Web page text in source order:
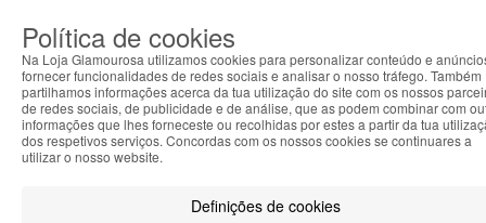
Política de cookies
Na Loja Glamourosa utilizamos cookies para personalizar conteúdo e
fornecer funcionalidades de redes sociais e analisar o nosso tráfego. Também
partilhamos informações acerca da tua utilização do site com os nossos
de redes sociais, de publicidade e de análise, que as podem combinar com
informações que lhes forneceste ou recolhidas por estes a partir da tua
dos respetivos serviços. Concordas com os nossos cookies se continuares a
utilizar o nosso website.
Definições de cookies